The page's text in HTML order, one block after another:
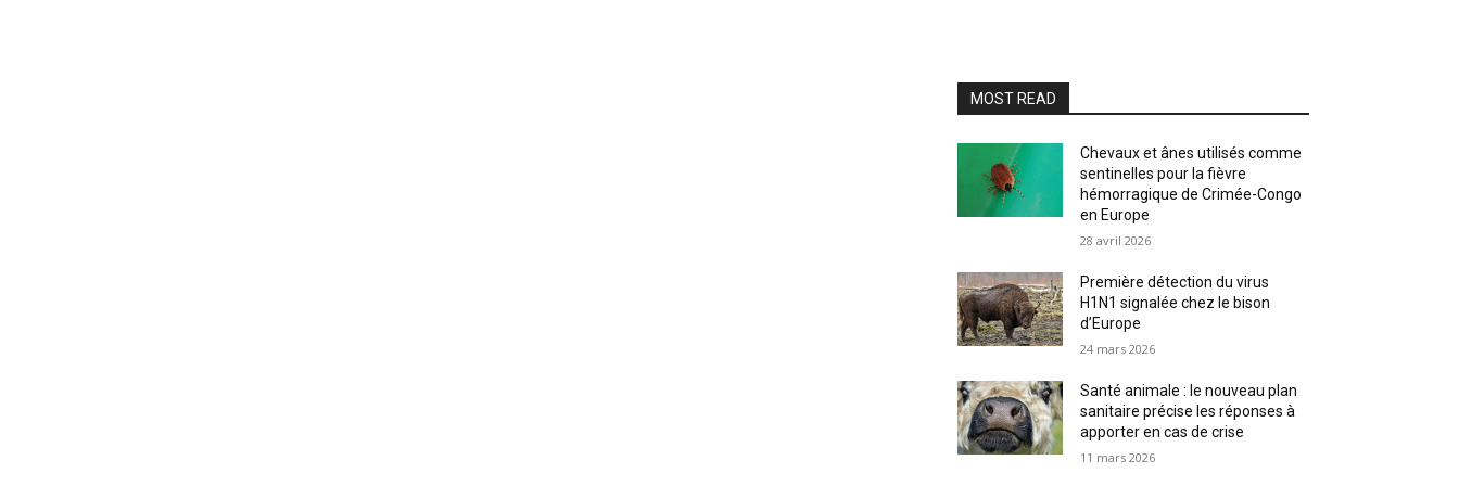
MOST READ
Chevaux et ânes utilisés comme
sentinelles pour la fièvre
hémorragique de Crimée-Congo
en Europe
28 avril 2026
Première détection du virus
H1N1 signalée chez le bison
d’Europe
24 mars 2026
Santé animale : le nouveau plan
sanitaire précise les réponses à
apporter en cas de crise
11 mars 2026